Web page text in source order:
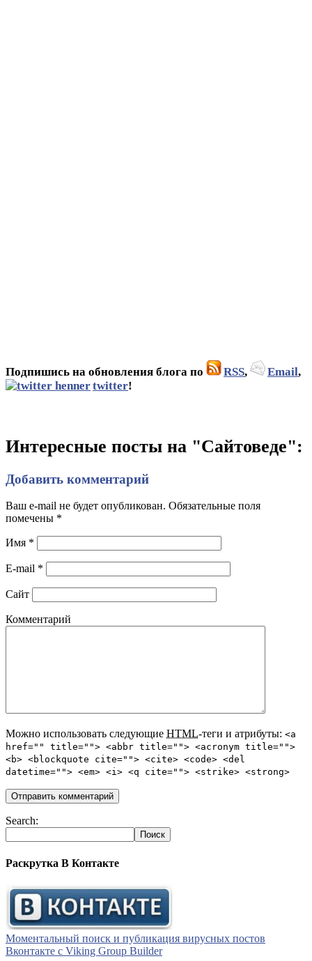
Подпишись на обновления блога по RSS, Email,
twitter!
Интересные посты на "Сайтоведе":
Добавить комментарий
Ваш e-mail не будет опубликован. Обязательные поля
помечены *
Имя *
E-mail *
Сайт
Комментарий
Можно использовать следующие HTML-теги и атрибуты: <a
href="" title=""> <abbr title=""> <acronym title="">
<b> <blockquote cite=""> <cite> <code> <del
datetime=""> <em> <i> <q cite=""> <strike> <strong>
Search:
Раскрутка В Контакте
Моментальный поиск и публикация вирусных постов
Вконтакте с Viking Group Builder